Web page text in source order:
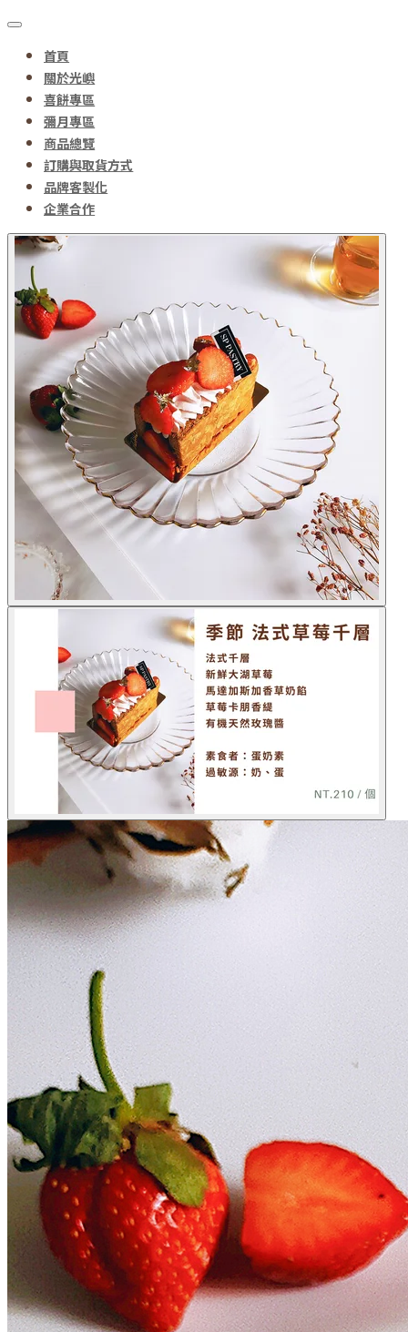
首頁
關於光嶼
喜餅專區
彌月專區
商品總覽
訂購與取貨方式
品牌客製化
企業合作